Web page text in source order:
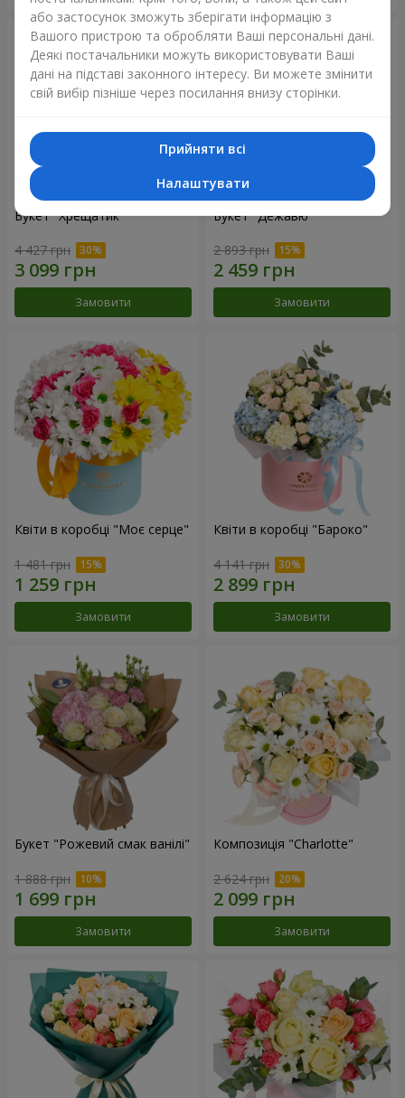
Букет "Хрещатик"
4 427 грн
Замовити
Букет "Дежавю"
2 893 грн
Замовити
Квіти в коробці "Моє серце"
1 481 грн
Замовити
Квіти в коробці "Бароко"
4 141 грн
Замовити
Букет "Рожевий смак ванілі"
1 888 грн
Замовити
Композиція "Charlotte"
2 624 грн
Замовити
або застосунок зможуть зберігати інформацію з
Вашого пристрою та обробляти Ваші персональні дані.
Деякі постачальники можуть використовувати Ваші
дані на підставі законного інтересу. Ви можете змінити
свій вибір пізніше через посилання внизу сторінки.
Прийняти всі
Налаштувати